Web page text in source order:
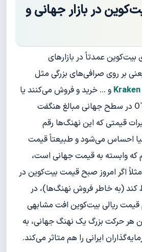
در بازار جهانی و
عمدتاً در بازارهای
بر روی صرافی‌های بزرگی مثل
Kraken و ... خرید و فروش می‌کنند یا
از طریق معاملات OTC در سطح جهانی مبالغ هنگفت
قیمتی که این نهنگ‌ها رقم
احساس می‌شود و طبیعتاً قیمت
که وابسته به قیمت جهانی است،
اگر امروز صبح قیمت بیت‌کوین در
۵٪ سقوط کند (به خاطر فروش نهنگ‌ها)، در
قیمت ریالی بیت‌کوین افت مشابهی
هر حرکت بزرگ یک نهنگ جهانی، به
ایرانی را هم متاثر می‌کند.